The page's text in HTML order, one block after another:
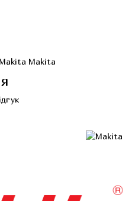
Makita Makita